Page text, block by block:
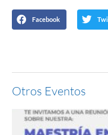
Facebook
Otros Eventos